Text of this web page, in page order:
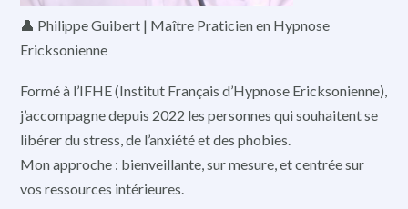
👤 Philippe Guibert | Maître Praticien en Hypnose
Ericksonienne
Formé à l’IFHE (Institut Français d’Hypnose Ericksonienne),
j’accompagne depuis 2022 les personnes qui souhaitent se
libérer du stress, de l’anxiété et des phobies.
Mon approche : bienveillante, sur mesure, et centrée sur
vos ressources intérieures.